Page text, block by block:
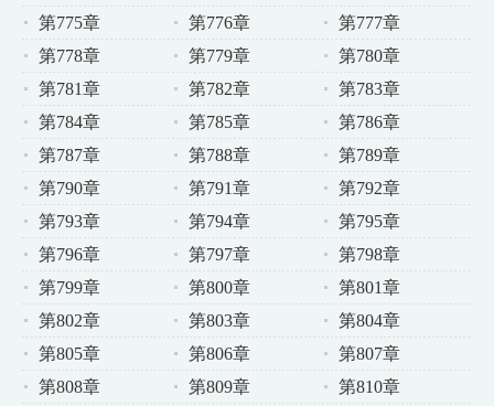
第775章
第776章
第777章
第778章
第779章
第780章
第781章
第782章
第783章
第784章
第785章
第786章
第787章
第788章
第789章
第790章
第791章
第792章
第793章
第794章
第795章
第796章
第797章
第798章
第799章
第800章
第801章
第802章
第803章
第804章
第805章
第806章
第807章
第808章
第809章
第810章